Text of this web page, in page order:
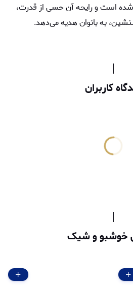
است و رایحه آن حسی از قدرت،
به بانوان هدیه می‌دهد.
کاربران
خوشبو و شیک